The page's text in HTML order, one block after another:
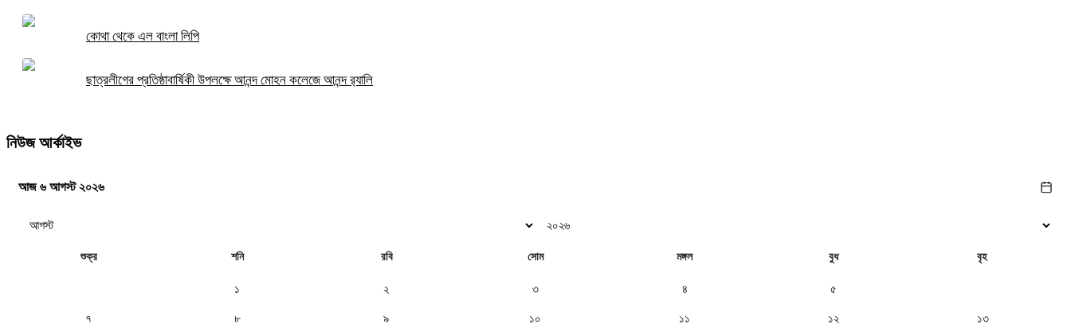
কোথা থেকে এল বাংলা লিপি
ছাত্রলীগের প্রতিষ্ঠাবার্ষিকী উপলক্ষে আনন্দ মোহন কলেজে আনন্দ র‍্যালি
নিউজ আর্কাইভ
আজ ৬ আগস্ট ২০২৬
শুক্র শনি রবি সোম মঙ্গল বুধ বৃহ
১ ২ ৩ ৪ ৫
৭ ৮ ৯ ১০ ১১ ১২ ১৩